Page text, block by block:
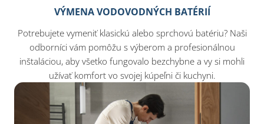
VÝMENA VODOVODNÝCH BATÉRIÍ
Potrebujete vymeniť klasickú alebo sprchovú batériu? Naši
odborníci vám pomôžu s výberom a profesionálnou
inštaláciou, aby všetko fungovalo bezchybne a vy si mohli
užívať komfort vo svojej kúpeľni či kuchyni.